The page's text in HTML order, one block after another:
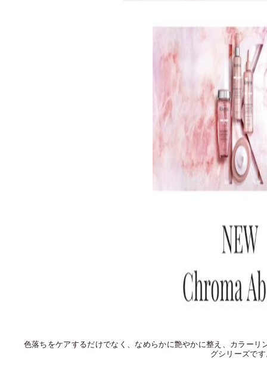
色落ちをケアするだけでなく、なめらかに艶やかに整え、カラー
グシリーズで